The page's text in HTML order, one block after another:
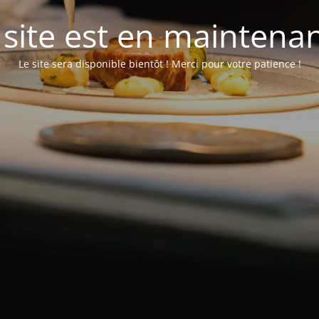
est en
Le site sera disponible bientôt ! Merci pour votre patience !